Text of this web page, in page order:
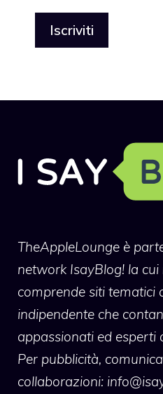
TheAppleLounge è
network IsayBlog! la
comprende siti tematici
indipendente che
appassionati ed esperti
Per pubblicità,
collaborazioni: